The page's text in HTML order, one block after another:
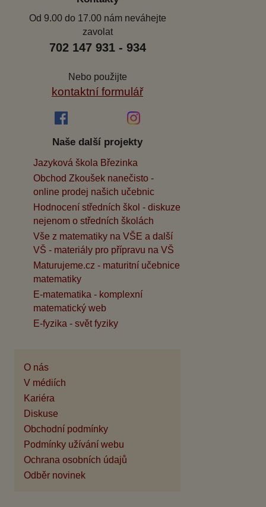
Od 9.00 do 17.00 nám neváhejte
zavolat
702 147 931 - 934
Nebo použijte
kontaktní formulář
Naše další projekty
Jazyková škola Březinka
Obchod Zkoušek nanečisto -
online prodej našich učebnic
Hodnocení středních škol - diskuze
nejenom o středních školách
Vše z matematiky na VŠE a další
VŠ - materiály pro přípravu na VŠ
Maturujeme.cz - maturitní učebnice
matematiky
E-matematika - komplexní
matematický web
E-fyzika - svět fyziky
O nás
V médiích
Kariéra
Diskuse
Obchodní podmínky
Podmínky užívání webu
Ochrana osobních údajů
Odběr novinek